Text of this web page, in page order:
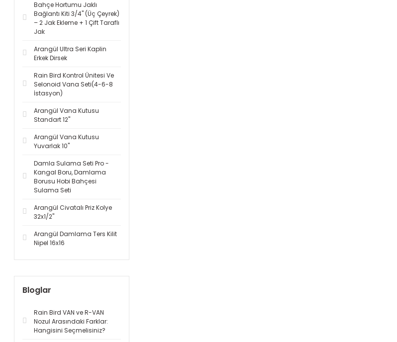
Bahçe Hortumu Jaklı
Bağlantı Kiti 3/4'' (Üç Çeyrek)
– 2 Jak Ekleme + 1 Çift Taraflı
Jak
Arangül Ultra Seri Kaplin
Erkek Dirsek
Rain Bird Kontrol Ünitesi Ve
Selonoid Vana Seti(4-6-8
İstasyon)
Arangül Vana Kutusu
Standart 12''
Arangül Vana Kutusu
Yuvarlak 10''
Damla Sulama Seti Pro -
Kangal Boru, Damlama
Borusu Hobi Bahçesi
Sulama Seti
Arangül Civatalı Priz Kolye
32x1/2''
Arangül Damlama Ters Kilit
Nipel 16x16
Bloglar
Rain Bird VAN ve R-VAN
Nozul Arasındaki Farklar:
Hangisini Seçmelisiniz?